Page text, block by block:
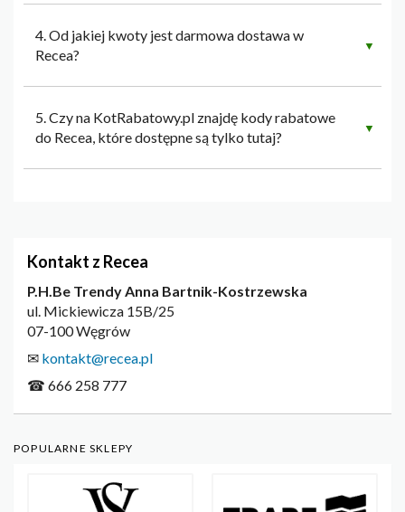
4. Od jakiej kwoty jest darmowa dostawa w
Recea?
▼
5. Czy na KotRabatowy.pl znajdę kody rabatowe
do Recea, które dostępne są tylko tutaj?
▼
Kontakt z Recea
P.H.Be Trendy Anna Bartnik-Kostrzewska
ul. Mickiewicza 15B/25
07-100 Węgrów
✉ kontakt@recea.pl
☎ 666 258 777
POPULARNE SKLEPY